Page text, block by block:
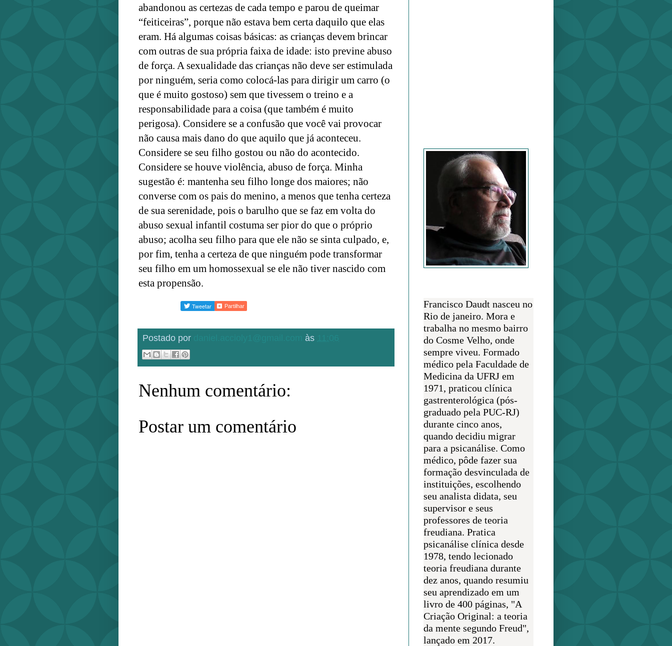
abandonou as certezas de cada tempo e parou de queimar
“feiticeiras”, porque não estava bem certa daquilo que elas
eram. Há algumas coisas básicas: as crianças devem brincar
com outras de sua própria faixa de idade: isto previne abuso
de força. A sexualidade das crianças não deve ser estimulada
por ninguém, seria como colocá-las para dirigir um carro (o
que é muito gostoso) sem que tivessem o treino e a
responsabilidade para a coisa (que também é muito
perigosa). Considere se a confusão que você vai provocar
não causa mais dano do que aquilo que já aconteceu.
Considere se seu filho gostou ou não do acontecido.
Considere se houve violência, abuso de força. Minha
sugestão é: mantenha seu filho longe dos maiores; não
converse com os pais do menino, a menos que tenha certeza
de sua serenidade, pois o barulho que se faz em volta do
abuso sexual infantil costuma ser pior do que o próprio
abuso; acolha seu filho para que ele não se sinta culpado, e,
por fim, tenha a certeza de que ninguém pode transformar
seu filho em um homossexual se ele não tiver nascido com
esta propensão.
Partilhar
Postado por às
Nenhum comentário:
Postar um comentário
Francisco Daudt nasceu no
Rio de janeiro. Mora e
trabalha no mesmo bairro
do Cosme Velho, onde
sempre viveu. Formado
médico pela Faculdade de
Medicina da UFRJ em
1971, praticou clínica
gastrenterológica (pós-
graduado pela PUC-RJ)
durante cinco anos,
quando decidiu migrar
para a psicanálise. Como
médico, pôde fazer sua
formação desvinculada de
instituições, escolhendo
seu analista didata, seu
supervisor e seus
professores de teoria
freudiana. Pratica
psicanálise clínica desde
1978, tendo lecionado
teoria freudiana durante
dez anos, quando resumiu
seu aprendizado em um
livro de 400 páginas, "A
Criação Original: a teoria
da mente segundo Freud",
lançado em 2017.